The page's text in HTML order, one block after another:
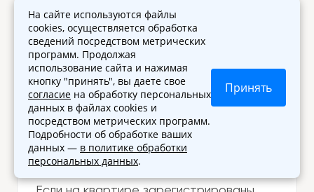
участвует в сделке, его согласие
должно быть оформлено письменно, и
этот документ необходимо
предоставить покупателю и органам
Росреестра. Без такого согласия
сделка будет признана
недействительной.
6. Разрешение органов опеки (если
квартира находится в собственности
несовершеннолетних детей)
На сайте используются файлы
cookies, осуществляется обработка
сведений посредством метрических
программ. Продолжая
использование сайта и нажимая
кнопку "принять", вы даете свое
согласие на обработку персональных
данных в файлах cookies и
посредством метрических программ.
Подробности об обработке ваших
данных — в политике обработки
персональных данных.
Принять